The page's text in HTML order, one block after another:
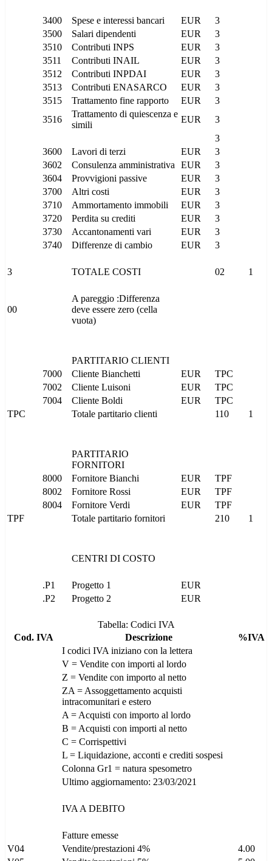
3400 Spese e interessi bancari EUR
3
3500
Salari dipendenti EUR
3
3510
Contributi INPS EUR
3
3511
Contributi INAIL EUR
3
3512
Contributi INPDAI EUR
3
3513
Contributi ENASARCO EUR
3
3515
Trattamento fine rapporto EUR
3
3516
Trattamento di quiescenza e
simili
EUR
3
3
3600
Lavori di terzi EUR
3
3602
Consulenza amministrativa EUR
3
3604
Provvigioni passive EUR
3
3700
Altri costi EUR
3
3710
Ammortamento immobili EUR
3
3720
Perdita su crediti EUR
3
3730
Accantonamenti vari EUR
3
3740
Differenze di cambio EUR 3
3 TOTALE COSTI 02 1
00
A pareggio :Differenza
deve essere zero (cella
vuota)
PARTITARIO CLIENTI
7000
Cliente Bianchetti EUR
TPC
7002
Cliente Luisoni EUR
TPC
7004
Cliente Boldi EUR
TPC
TPC
Totale partitario clienti 110 1
PARTITARIO
FORNITORI
8000
Fornitore Bianchi EUR
TPF
8002
Fornitore Rossi EUR
TPF
8004
Fornitore Verdi EUR
TPF
TPF
Totale partitario fornitori 210 1
CENTRI DI COSTO
.P1 Progetto 1
EUR
.P2
Progetto 2 EUR
Tabella: Codici IVA
Cod. IVA
Descrizione
%IVA
I codici IVA iniziano con la lettera
V = Vendite con importi al lordo
Z = Vendite con importo al netto
ZA = Assoggettamento acquisti
intracomunitari e estero
A = Acquisti con importo al lordo
B = Acquisti con importi al netto
C = Corrispettivi
L = Liquidazione, acconti e crediti sospesi
Colonna Gr1 = natura spesometro
Ultimo aggiornamento: 23/03/2021
IVA A DEBITO
Fatture emesse
V04
Vendite/prestazioni 4%
4.00